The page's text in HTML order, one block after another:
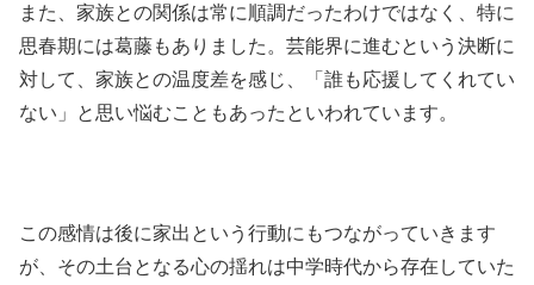
また、家族との関係は常に順調だったわけではなく、特に
思春期には葛藤もありました。芸能界に進むという決断に
対して、家族との温度差を感じ、「誰も応援してくれてい
ない」と思い悩むこともあったといわれています。
この感情は後に家出という行動にもつながっていきます
が、その土台となる心の揺れは中学時代から存在していた